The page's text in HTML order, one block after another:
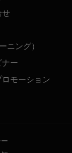
せ
ニング）
ナー
モーション